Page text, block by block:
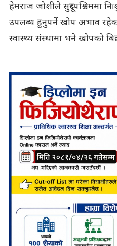
हेमराज जोशीले सुदूरपश्चिममा
उपलब्ध हुनुपर्ने खोप अभाव
स्वास्थ्य संस्थामा भने खोपको